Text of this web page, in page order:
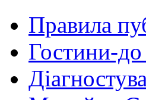
Правила
Гостини-